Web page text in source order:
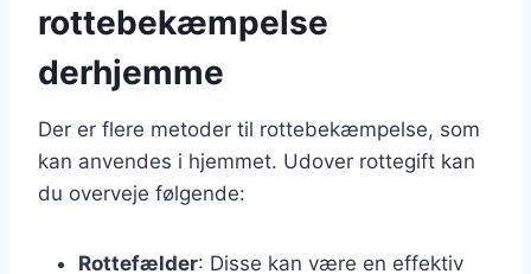
rottebekæmpelse
derhjemme
Der er flere metoder til rottebekæmpelse, som
kan anvendes i hjemmet. Udover rottegift kan
du overveje følgende:
Rottefælder: Disse kan være en effektiv